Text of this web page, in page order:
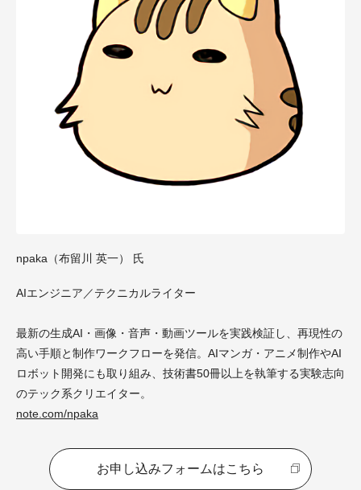
npaka（布留川 英一） 氏
AIエンジニア／テクニカルライター
最新の生成AI・画像・音声・動画ツールを実践検証し、再現性の
高い手順と制作ワークフローを発信。AIマンガ・アニメ制作やAI
ロボット開発にも取り組み、技術書50冊以上を執筆する実験志向
のテック系クリエイター。
note.com/npaka
お申し込みフォームはこちら